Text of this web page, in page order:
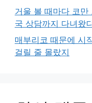
거울 볼 때마다 코만
국 상담까지 다녀왔
매부리코 때문에 시
걸릴 줄 몰랐지